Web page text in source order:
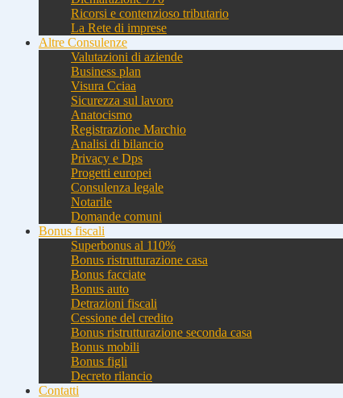
Ricorsi e contenzioso tributario
La Rete di imprese
Altre Consulenze
Valutazioni di aziende
Business plan
Visura Cciaa
Sicurezza sul lavoro
Anatocismo
Registrazione Marchio
Analisi di bilancio
Privacy e Dps
Progetti europei
Consulenza legale
Notarile
Domande comuni
Bonus fiscali
Superbonus al 110%
Bonus ristrutturazione casa
Bonus facciate
Bonus auto
Detrazioni fiscali
Cessione del credito
Bonus ristrutturazione seconda casa
Bonus mobili
Bonus figli
Decreto rilancio
Contatti